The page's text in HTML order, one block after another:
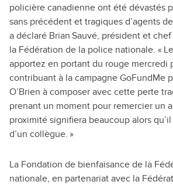
policière canadienne ont été dévastés
sans précédent et tragiques d’agents
a déclaré Brian Sauvé, président et
la Fédération de la police nationale. «
apportez en portant du rouge mercredi
contribuant à la campagne GoFundMe
O’Brien à composer avec cette perte
prenant un moment pour remercier un
proximité signifiera beaucoup alors
d’un collègue. »
La Fondation de bienfaisance de la
nationale, en partenariat avec la